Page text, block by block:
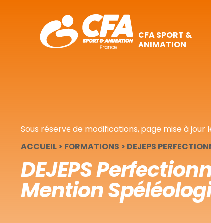
CFA SPORT &
ANIMATION
Sous réserve de modifications, page mise à jour
ACCUEIL> FORMATIONS > DEJEPS
DEJEPS
Mention